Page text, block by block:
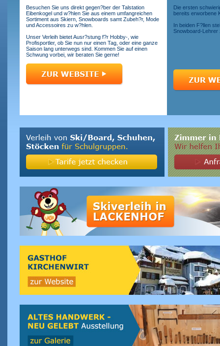
Besuchen Sie uns direkt gegen?ber der Talstation
Eibenkogel und w?hlen Sie aus einem umfangreichen
Sortiment aus Skiern, Snowboards samt Zubeh?r, Mode
und Accessoires zu w?hlen.
Unser Verleih bietet Ausr?stung f?r Hobby-, wie
Profisportler, ob Sie nun nur einen Tag, oder eine ganze
Saison lang unterwegs sind. Kommen Sie auf einen
Schwung vorbei, wir beraten Sie gerne!
Die ersten
bereits erworbene
In beiden F?llen
Snowboard-Lehrer